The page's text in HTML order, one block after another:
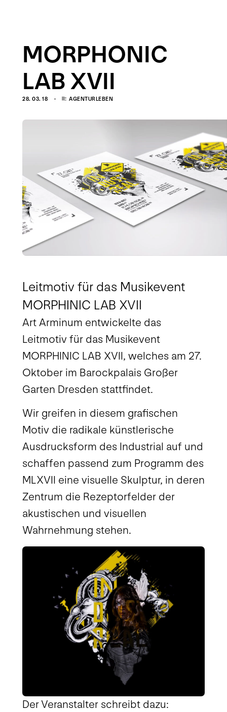
MORPHONIC
LAB XVII
28. 03. 18 AGENTURLEBEN
Leitmotiv für das Musikevent
MORPHINIC LAB XVII
Art Arminum entwickelte das
Leitmotiv für das Musikevent
MORPHINIC LAB XVII, welches am 27.
Oktober im Barockpalais Großer
Garten Dresden stattfindet.
Wir greifen in diesem grafischen
Motiv die radikale künstlerische
Ausdrucksform des Industrial auf und
schaffen passend zum Programm des
MLXVII eine visuelle Skulptur, in deren
Zentrum die Rezeptorfelder der
akustischen und visuellen
Wahrnehmung stehen.
Der Veranstalter schreibt dazu: